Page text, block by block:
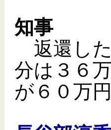
知事
返還し
分は３６
が６０万